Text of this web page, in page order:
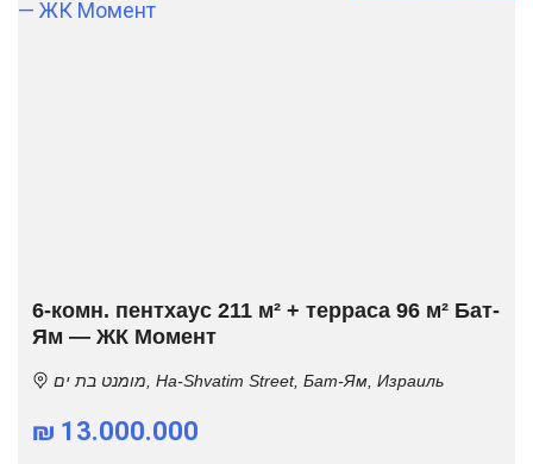
6-комн. пентхаус 211 м² + терраса 96 м² Бат-
Ям — ЖК Момент
מומנט בת ים, Ha-Shvatim Street, Бат-Ям, Израиль
₪ 13.000.000